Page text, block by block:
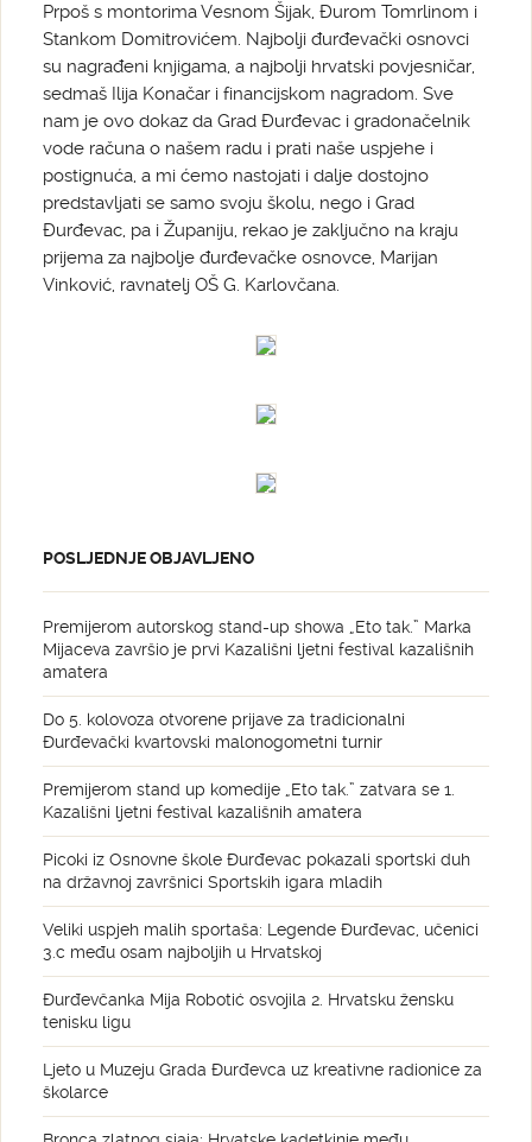
Prpoš s montorima Vesnom Šijak, Đurom Tomrlinom i
Stankom Domitrovićem. Najbolji đurđevački osnovci
su nagrađeni knjigama, a najbolji hrvatski povjesničar,
sedmaš Ilija Konačar i financijskom nagradom. Sve
nam je ovo dokaz da Grad Đurđevac i gradonačelnik
vode računa o našem radu i prati naše uspjehe i
postignuća, a mi ćemo nastojati i dalje dostojno
predstavljati se samo svoju školu, nego i Grad
Đurđevac, pa i Županiju, rekao je zaključno na kraju
prijema za najbolje đurđevačke osnovce, Marijan
Vinković, ravnatelj OŠ G. Karlovčana.
POSLJEDNJE OBJAVLJENO
Premijerom autorskog stand-up showa „Eto tak.” Marka
Mijaceva završio je prvi Kazališni ljetni festival kazališnih
amatera
Do 5. kolovoza otvorene prijave za tradicionalni
Đurđevački kvartovski malonogometni turnir
Premijerom stand up komedije „Eto tak.” zatvara se 1.
Kazališni ljetni festival kazališnih amatera
Picoki iz Osnovne škole Đurđevac pokazali sportski duh
na državnoj završnici Sportskih igara mladih
Veliki uspjeh malih sportaša: Legende Đurđevac, učenici
3.c među osam najboljih u Hrvatskoj
Đurđevčanka Mija Robotić osvojila 2. Hrvatsku žensku
tenisku ligu
Ljeto u Muzeju Grada Đurđevca uz kreativne radionice za
školarce